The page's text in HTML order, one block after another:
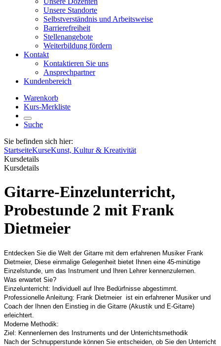
Unsere Standorte
Selbstverständnis und Arbeitsweise
Barrierefreiheit
Stellenangebote
Weiterbildung fördern
Kontakt
Kontaktieren Sie uns
Ansprechpartner
Kundenbereich
Warenkorb
Kurs-Merkliste
Suche
Sie befinden sich hier:
StartseiteKurseKunst, Kultur & Kreativität
Kursdetails
Kursdetails
Gitarre-Einzelunterricht,
Probestunde 2 mit Frank
Dietmeier
Entdecken Sie die Welt der Gitarre mit dem erfahrenen Musiker Frank
Dietmeier, Diese einmalige Gelegenheit bietet Ihnen eine 45-minütige
Einzelstunde, um das Instrument und Ihren Lehrer kennenzulernen.
Was erwartet Sie?
Einzelunterricht: Individuell auf Ihre Bedürfnisse abgestimmt.
Professionelle Anleitung: Frank Dietmeier ist ein erfahrener Musiker und
Coach der Ihnen den Einstieg in die Gitarre (Akustik und E-Gitarre)
erleichtert.
Moderne Methodik:
Ziel: Kennenlernen des Instruments und der Unterrichtsmethodik
Nach der Schnupperstunde können Sie entscheiden, ob Sie den Unterricht